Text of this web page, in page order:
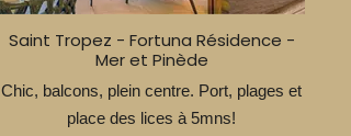
Saint Tropez - Fortuna Résidence -
Mer et Pinède
Chic, balcons, plein centre. Port, plages et
place des lices à 5mns!